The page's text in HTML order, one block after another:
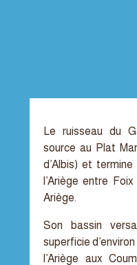
Le ruisseau du
source au Plat
d’Albis) et
l’Ariège entre
Ariège.
Son bassin
superficie d’environ
l’Ariège aux